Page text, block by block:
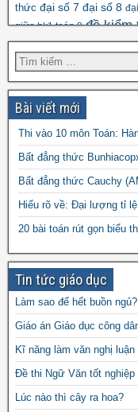
thức đại số 7 đại số 8
giữa hk1 toán 8 đề kiểm
hk2 toán 9 đề kscl
đề thi hk1 toán 8 đề
9 đề thi hsg toán 6
hsg toán 8đề
toán đề thi thử vào 10
vào 10 môn
10 môn toán
năm 2024
Bài viết mới
Thi vào 10 môn Toán:
Bất đẳng thức
Bất đẳng thức Cauchy
Hiểu rõ về: Đại lượng tỉ
20 bài toán rút gọn biểu
Tin tức giáo dục
Làm sao để hết buồn
Giáo án Giáo dục công
Kĩ năng làm văn nghị luận
Đề thi Ngữ Văn tốt nghiệp
Lúc nào thì cây ra hoa?